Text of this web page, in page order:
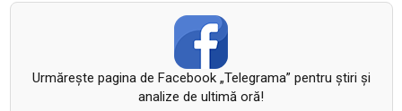
Urmăreşte pagina de Facebook „Telegrama” pentru ştiri şi
analize de ultimă oră!